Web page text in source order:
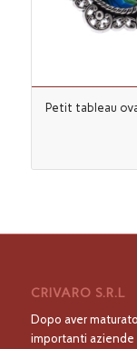
Petit tableau
CRIVARO S.R.L
Dopo aver
importanti aziende